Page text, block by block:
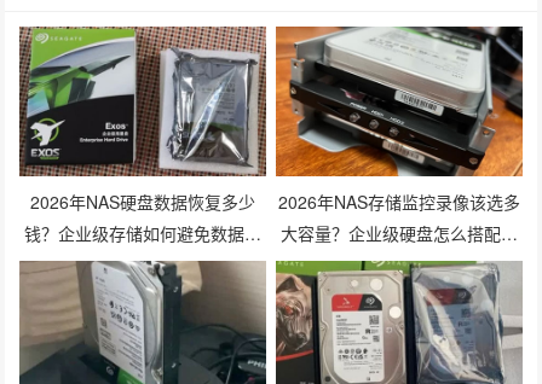
2026年NAS硬盘数据恢复多少
钱？企业级存储如何避免数据丢
失风险？
2026年NAS存储监控录像该选多
大容量？企业级硬盘怎么搭配才
划算？